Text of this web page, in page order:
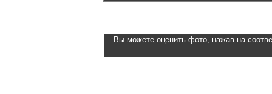
Вы можете оценить фото, нажав на